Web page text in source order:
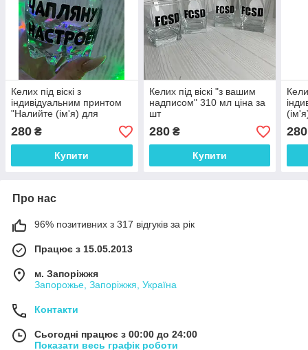
Келих під віскі з
індивідуальним принтом
"Налийте (ім'я) для
настрою" 305 мл
280 ₴
Купити
Келих під віскі "з вашим
надписом" 310 мл ціна за
шт
280₴
Купити
280
Про нас
96% позитивних з 317 відгуків за рік
Працює з 15.05.2013
м. Запоріжжя
Запорожье, Запоріжжя, Україна
Контакти
Сьогодні працює з 00:00 до 24:00
Показати весь графік роботи